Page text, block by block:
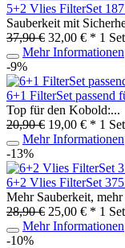
5+2 Vlies FilterSet
Sauberkeit mit
37,90 € 32,00 € * 1
Mehr Informationen
-9%
6+1 FilterSet
Top für den Kobold:...
20,90 € 19,00 € * 1
Mehr Informationen
-13%
6+2 Vlies FilterSet
Mehr Sauberkeit,
28,90 € 25,00 € * 1
Mehr Informationen
-10%